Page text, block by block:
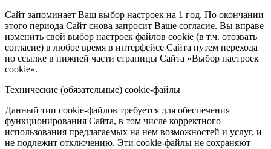
Сайт запоминает Ваш выбор настроек на 1 год. По окончании
этого периода Сайт снова запросит Ваше согласие. Вы вправе
изменить свой выбор настроек файлов cookie (в т.ч. отозвать
согласие) в любое время в интерфейсе Сайта путем перехода
по ссылке в нижней части страницы Сайта «Выбор настроек
cookie».
Технические (обязательные) cookie-файлы
Данный тип cookie-файлов требуется для обеспечения
функционирования Сайта, в том числе корректного
использования предлагаемых на нем возможностей и услуг, и
не подлежит отключению. Эти cookie-файлы не сохраняют